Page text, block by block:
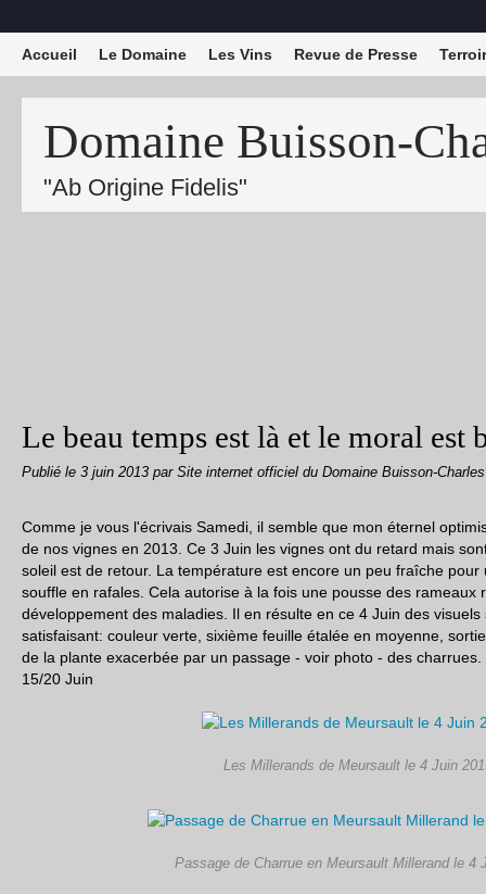
Domaine Buisson-
"Ab Origine Fidelis"
Accueil Le Domaine Les Vins Revue de Presse
Le beau temps est là et le moral est
Publié le 3 juin 2013 par Site internet officiel du Domaine Buisson-Charles
Comme je vous l'écrivais Samedi, il semble que mon éternel
de nos vignes en 2013. Ce 3 Juin les vignes ont du retard mais
soleil est de retour. La température est encore un peu fraîche pour
souffle en rafales. Cela autorise à la fois une pousse des rameaux
développement des maladies. Il en résulte en ce 4 Juin des
satisfaisant: couleur verte, sixième feuille étalée en moyenne,
de la plante exacerbée par un passage - voir photo - des
15/20 Juin
Les Millerands de Meursault le 4 Juin
Passage de Charrue en Meursault Millerand le 4